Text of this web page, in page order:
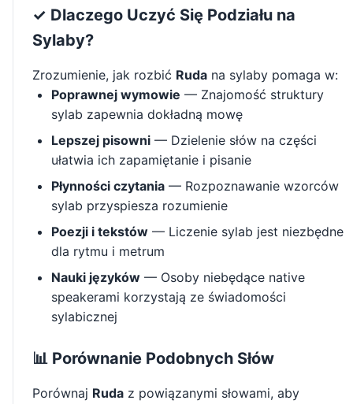
✓ Dlaczego Uczyć Się Podziału na
Sylaby?
Zrozumienie, jak rozbić Ruda na sylaby pomaga w:
Poprawnej wymowie — Znajomość struktury
sylab zapewnia dokładną mowę
Lepszej pisowni — Dzielenie słów na części
ułatwia ich zapamiętanie i pisanie
Płynności czytania — Rozpoznawanie wzorców
sylab przyspiesza rozumienie
Poezji i tekstów — Liczenie sylab jest niezbędne
dla rytmu i metrum
Nauki języków — Osoby niebędące native
speakerami korzystają ze świadomości
sylabicznej
📊 Porównanie Podobnych Słów
Porównaj Ruda z powiązanymi słowami, aby